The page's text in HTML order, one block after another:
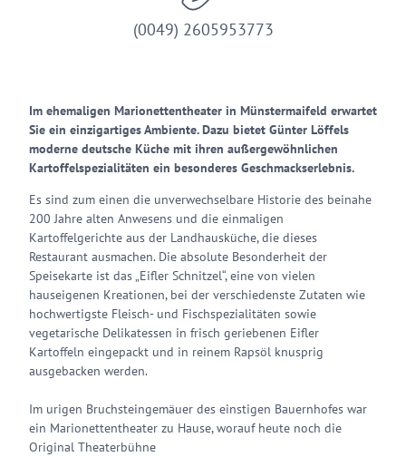
(0049) 2605953773
Im ehemaligen Marionettentheater in Münstermaifeld erwartet
Sie ein einzigartiges Ambiente. Dazu bietet Günter Löffels
moderne deutsche Küche mit ihren außergewöhnlichen
Kartoffelspezialitäten ein besonderes Geschmackserlebnis.
Es sind zum einen die unverwechselbare Historie des beinahe
200 Jahre alten Anwesens und die einmaligen
Kartoffelgerichte aus der Landhausküche, die dieses
Restaurant ausmachen. Die absolute Besonderheit der
Speisekarte ist das „Eifler Schnitzel“, eine von vielen
hauseigenen Kreationen, bei der verschiedenste Zutaten wie
hochwertigste Fleisch- und Fischspezialitäten sowie
vegetarische Delikatessen in frisch geriebenen Eifler
Kartoffeln eingepackt und in reinem Rapsöl knusprig
ausgebacken werden.
Im urigen Bruchsteingemäuer des einstigen Bauernhofes war
ein Marionettentheater zu Hause, worauf heute noch die
Original Theaterbühne